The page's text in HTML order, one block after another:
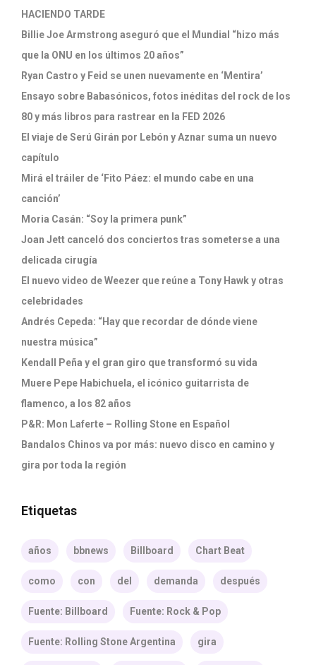
HACIENDO TARDE
Billie Joe Armstrong aseguró que el Mundial “hizo más
que la ONU en los últimos 20 años”
Ryan Castro y Feid se unen nuevamente en ‘Mentira’
Ensayo sobre Babasónicos, fotos inéditas del rock de los
80 y más libros para rastrear en la FED 2026
El viaje de Serú Girán por Lebón y Aznar suma un nuevo
capítulo
Mirá el tráiler de ‘Fito Páez: el mundo cabe en una
canción’
Moria Casán: “Soy la primera punk”
Joan Jett canceló dos conciertos tras someterse a una
delicada cirugía
El nuevo video de Weezer que reúne a Tony Hawk y otras
celebridades
Andrés Cepeda: “Hay que recordar de dónde viene
nuestra música”
Kendall Peña y el gran giro que transformó su vida
Muere Pepe Habichuela, el icónico guitarrista de
flamenco, a los 82 años
P&R: Mon Laferte – Rolling Stone en Español
Bandalos Chinos va por más: nuevo disco en camino y
gira por toda la región
Etiquetas
años bbnews Billboard Chart Beat
como con del demanda después
Fuente: Billboard Fuente: Rock & Pop
Fuente: Rolling Stone Argentina gira